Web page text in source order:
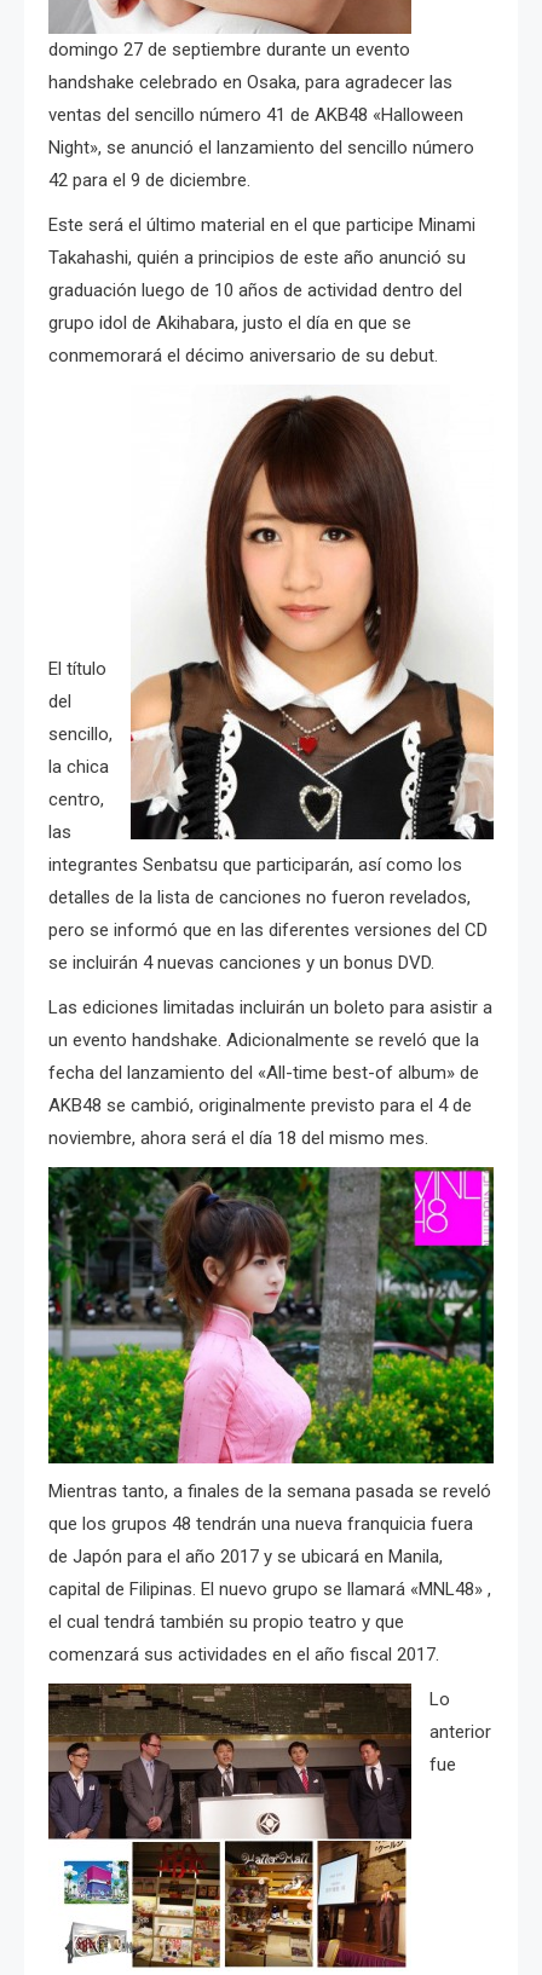
domingo 27 de septiembre durante un evento
handshake celebrado en Osaka, para agradecer las
ventas del sencillo número 41 de AKB48 «Halloween
Night», se anunció el lanzamiento del sencillo número
42 para el 9 de diciembre.
Este será el último material en el que participe Minami
Takahashi, quién a principios de este año anunció su
graduación luego de 10 años de actividad dentro del
grupo idol de Akihabara, justo el día en que se
conmemorará el décimo aniversario de su debut.
El título
del
sencillo,
la chica
centro,
las
integrantes Senbatsu que participarán, así como los
detalles de la lista de canciones no fueron revelados,
pero se informó que en las diferentes versiones del CD
se incluirán 4 nuevas canciones y un bonus DVD.
Las ediciones limitadas incluirán un boleto para asistir a
un evento handshake. Adicionalmente se reveló que la
fecha del lanzamiento del «All-time best-of album» de
AKB48 se cambió, originalmente previsto para el 4 de
noviembre, ahora será el día 18 del mismo mes.
Mientras tanto, a finales de la semana pasada se reveló
que los grupos 48 tendrán una nueva franquicia fuera
de Japón para el año 2017 y se ubicará en Manila,
capital de Filipinas. El nuevo grupo se llamará «MNL48» ,
el cual tendrá también su propio teatro y que
comenzará sus actividades en el año fiscal 2017.
Lo
anterior
fue